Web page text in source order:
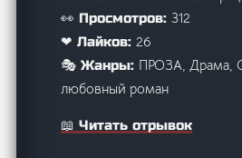
👀 Просмотров:312
❤ Лайков:26
🎭 Жанры: ПРОЗА, Драма,
любовный роман
📖 Читать отрывок